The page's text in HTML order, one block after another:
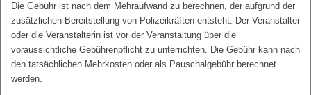
Die Gebühr ist nach dem Mehraufwand zu berechnen, der aufgrund der
zusätzlichen Bereitstellung von Polizeikräften entsteht. Der Veranstalter
oder die Veranstalterin ist vor der Veranstaltung über die
voraussichtliche Gebührenpflicht zu unterrichten. Die Gebühr kann nach
den tatsächlichen Mehrkosten oder als Pauschalgebühr berechnet
werden.